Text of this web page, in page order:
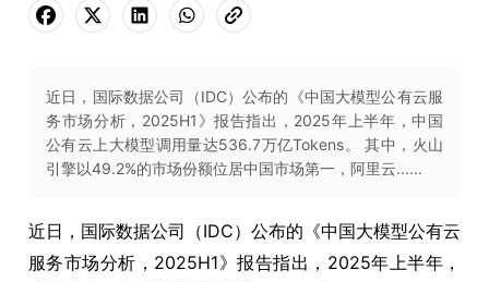
近日，国际数据公司（IDC）公布的《中国大模型公有云服
务市场分析，2025H1》报告指出，2025年上半年，中国
公有云上大模型调用量达536.7万亿Tokens。 其中，火山
引擎以49.2%的市场份额位居中国市场第一，阿里云......
近日，国际数据公司（IDC）公布的《中国大模型公有云
服务市场分析，2025H1》报告指出，2025年上半年，